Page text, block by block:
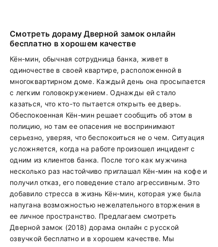
Смотреть дораму Дверной замок онлайн
бесплатно в хорошем качестве
Кён-мин, обычная сотрудница банка, живет в
одиночестве в своей квартире, расположенной в
многоквартирном доме. Каждый день она просыпается
с легким головокружением. Однажды ей стало
казаться, что кто-то пытается открыть ее дверь.
Обеспокоенная Кён-мин решает сообщить об этом в
полицию, но там ее опасения не воспринимают
серьезно, уверяя, что беспокоиться не о чем. Ситуация
усложняется, когда на работе произошел инцидент с
одним из клиентов банка. После того как мужчина
несколько раз настойчиво приглашал Кён-мин на кофе и
получил отказ, его поведение стало агрессивным. Это
добавило стресса в жизнь Кён-мин, которая уже была
напугана возможностью нежелательного вторжения в
ее личное пространство. Предлагаем смотреть
Дверной замок (2018) дорама онлайн с русской
озвучкой бесплатно и в хорошем качестве. Мы